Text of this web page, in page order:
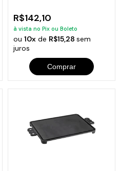
R$142,10
à vista no Pix ou Boleto
ou 10xde R$15,28 sem
juros
Comprar